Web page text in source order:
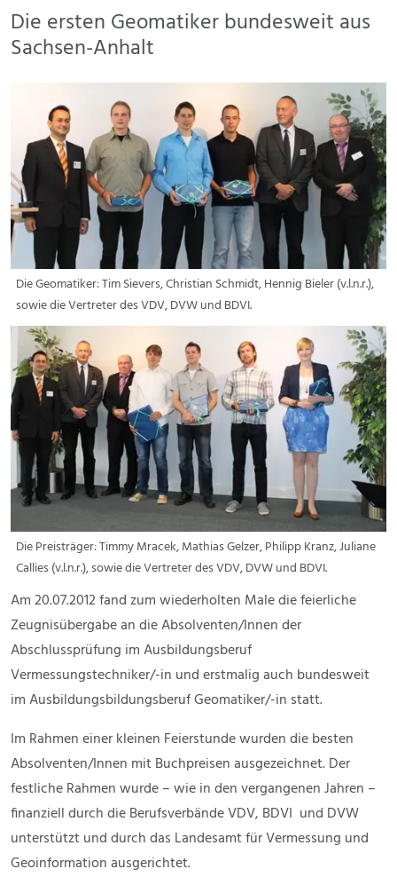
Die ersten Geomatiker bundesweit aus
Sachsen-Anhalt
Die Geomatiker: Tim Sievers, Christian Schmidt, Hennig Bieler (v.l.n.r.),
sowie die Vertreter des VDV, DVW und BDVI.
Die Preisträger: Timmy Mracek, Mathias Gelzer, Philipp Kranz, Juliane
Callies (v.l.n.r.), sowie die Vertreter des VDV, DVW und BDVI.
Am 20.07.2012 fand zum wiederholten Male die feierliche
Zeugnisübergabe an die Absolventen/Innen der
Abschlussprüfung im Ausbildungsberuf
Vermessungstechniker/-in und erstmalig auch bundesweit
im Ausbildungsbildungsberuf Geomatiker/-in statt.
Im Rahmen einer kleinen Feierstunde wurden die besten
Absolventen/Innen mit Buchpreisen ausgezeichnet. Der
festliche Rahmen wurde – wie in den vergangenen Jahren –
finanziell durch die Berufsverbände VDV, BDVI und DVW
unterstützt und durch das Landesamt für Vermessung und
Geoinformation ausgerichtet.